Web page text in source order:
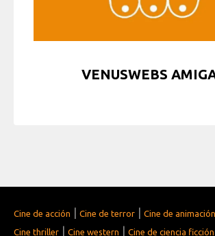
VENUSWEBS
Cine de acción Cine de terror Cine de animación
Cine thriller Cine western Cine de ciencia ficción